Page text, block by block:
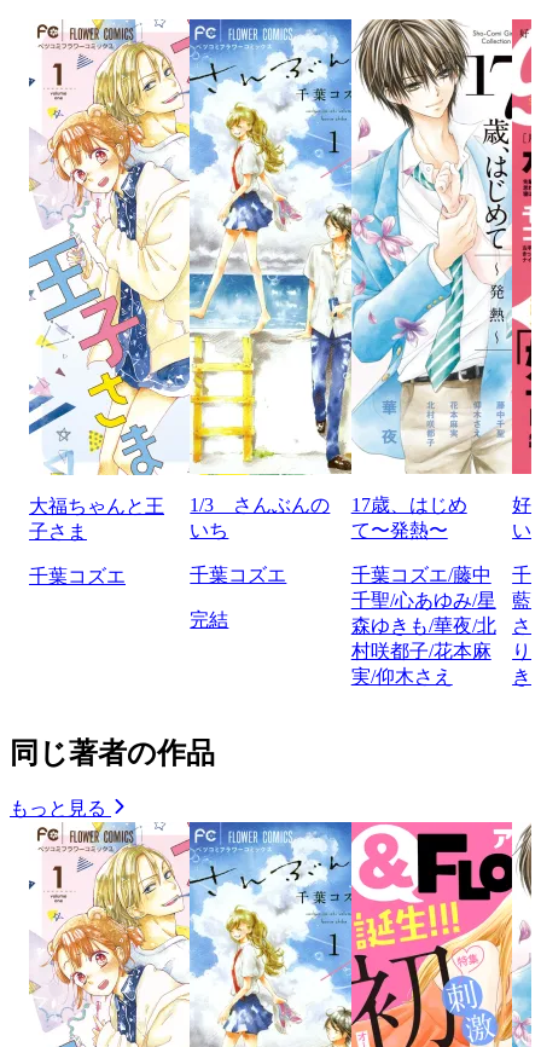
大福ちゃんと王
子さま
千葉コズエ
1/3 さんぶんの
いち
千葉コズエ
完結
17歳、はじめ
て〜発熱〜
千葉コズエ/藤中
千聖/心あゆみ/星
森ゆきも/華夜/北
村咲都子/花本麻
実/仰木さえ
好
い
千
藍/
さ
り
き
同じ著者の作品
もっと見る